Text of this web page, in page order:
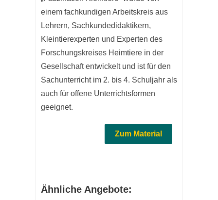
einem fachkundigen Arbeitskreis aus
Lehrern, Sachkundedidaktikern,
Kleintierexperten und Experten des
Forschungskreises Heimtiere in der
Gesellschaft entwickelt und ist für den
Sachunterricht im 2. bis 4. Schuljahr als
auch für offene Unterrichtsformen
geeignet.
Zum Material
Ähnliche Angebote: